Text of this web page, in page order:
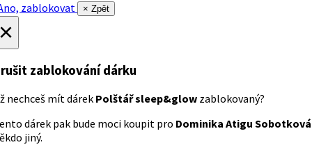
zablokovat
× Zpět
zablokování dárku
nechceš mít dárek Polštář sleep&glow zablokovaný?
dárek pak bude moci koupit pro Dominika Atigu Sobotková
jiný.